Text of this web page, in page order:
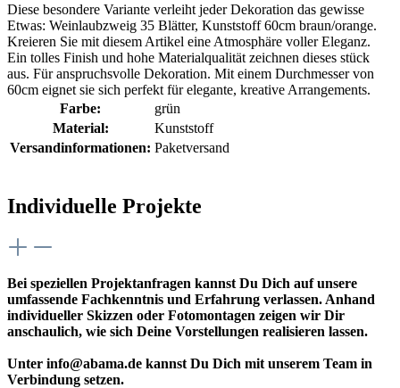
Diese besondere Variante verleiht jeder Dekoration das gewisse
Etwas: Weinlaubzweig 35 Blätter, Kunststoff 60cm braun/orange.
Kreieren Sie mit diesem Artikel eine Atmosphäre voller Eleganz.
Ein tolles Finish und hohe Materialqualität zeichnen dieses stück
aus. Für anspruchsvolle Dekoration. Mit einem Durchmesser von
60cm eignet sie sich perfekt für elegante, kreative Arrangements.
Farbe:
grün
Material:
Kunststoff
Versandinformationen: Paketversand
Individuelle Projekte
Bei speziellen Projektanfragen kannst Du Dich auf unsere
umfassende Fachkenntnis und Erfahrung verlassen. Anhand
individueller Skizzen oder Fotomontagen zeigen wir Dir
anschaulich, wie sich Deine Vorstellungen realisieren lassen.
Unter info@abama.de kannst Du Dich mit unserem Team in
Verbindung setzen.